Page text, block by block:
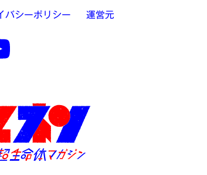
バシーポリシー 運営元